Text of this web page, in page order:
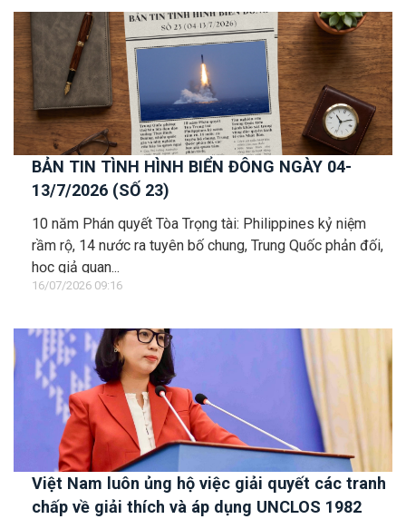
BẢN TIN TÌNH HÌNH BIỂN ĐÔNG NGÀY 04-
13/7/2026 (SỐ 23)
10 năm Phán quyết Tòa Trọng tài: Philippines kỷ niệm
rầm rộ, 14 nước ra tuyên bố chung, Trung Quốc phản đối,
học giả quan...
16/07/2026 09:16
Việt Nam luôn ủng hộ việc giải quyết các tranh
chấp về giải thích và áp dụng UNCLOS 1982